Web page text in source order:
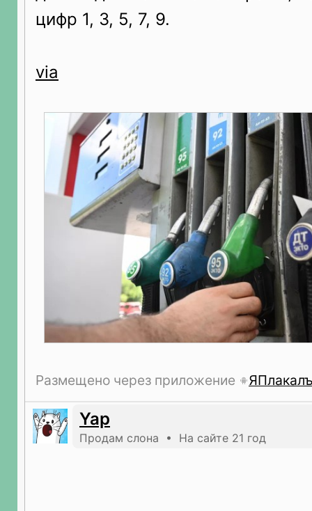
цифр 1, 3, 5, 7, 9.
via
Размещено через приложение
Yap
Продам слона • На сайте 21 год